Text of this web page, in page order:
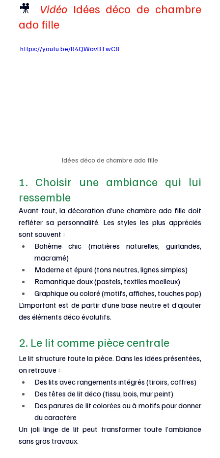
🎥 Vidéo Idées déco de chambre
ado fille
https://youtu.be/R4QWavBTwC8
Idées déco de chambre ado fille
1. Choisir une ambiance qui lui
ressemble
Avant tout, la décoration d’une chambre ado fille doit
refléter sa personnalité. Les styles les plus appréciés
sont souvent :
Bohème chic (matières naturelles, guirlandes,
macramé)
Moderne et épuré (tons neutres, lignes simples)
Romantique doux (pastels, textiles moelleux)
Graphique ou coloré (motifs, affiches, touches pop)
L’important est de partir d’une base neutre et d’ajouter
des éléments déco évolutifs.
2. Le lit comme pièce centrale
Le lit structure toute la pièce. Dans les idées présentées,
on retrouve :
Des lits avec rangements intégrés (tiroirs, coffres)
Des têtes de lit déco (tissu, bois, mur peint)
Des parures de lit colorées ou à motifs pour donner
du caractère
Un joli linge de lit peut transformer toute l’ambiance
sans gros travaux.